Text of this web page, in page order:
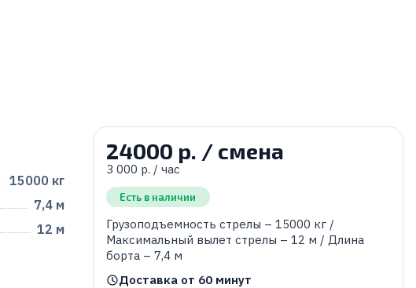
15000 кг
7,4 м
12 м
24000 р. / смена
3 000 р. / час
Есть в наличии
Грузоподъемность стрелы – 15000 кг /
Максимальный вылет стрелы – 12 м / Длина
борта – 7,4 м
Доставка от 60 минут